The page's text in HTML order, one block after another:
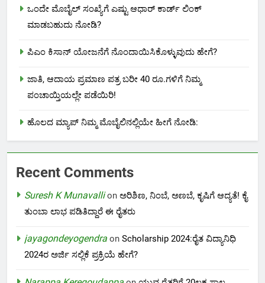
ಒಂದೇ ಮೊಬೈಲ್ ಸಂಖ್ಯೆಗೆ ಎಷ್ಟು ಆಧಾರ್ ಕಾರ್ಡ್ ಲಿಂಕ್
ಮಾಡಬಹುದು ನೋಡಿ?
ಪಿಎಂ ಕಿಸಾನ್ ಯೋಜನೆಗೆ ನೊಂದಾಯಿಸಿಕೊಳ್ಳುವುದು ಹೇಗೆ?
ಜಾತಿ, ಆದಾಯ ಪ್ರಮಾಣ ಪತ್ರ ಬರೀ 40 ರೂ.ಗಳಿಗೆ ನಿಮ್ಮ
ಪಂಚಾಯ್ತಿಯಲ್ಲೇ ಪಡೆಯಿರಿ!
ಹೊಲದ ಮ್ಯಾಪ್ ನಿಮ್ಮ ಮೊಬೈಲಿನಲ್ಲಿಯೇ ಹೀಗೆ ನೋಡಿ:
Recent Comments
Suresh K Munavallion ಅರಿಶಿಣ, ನಿಂಬೆ, ಅಣಬೆ, ಕೃಷಿಗೆ ಆದ್ಯತೆ! ಕೈ
ತುಂಬಾ ಲಾಭ ಪಡಿತಿದ್ದಾರೆ ಈ ರೈತರು
jayagondeyogendra on Scholarship 2024:ರೈತ ವಿದ್ಯಾನಿಧಿ
2024ರ ಅರ್ಜಿ ಸಲ್ಲಿಕೆ ಪ್ರಕ್ರಿಯೆ ಹೇಗೆ?